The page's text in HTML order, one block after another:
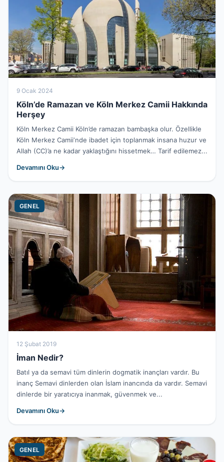
9 Ocak 2024
Köln’de Ramazan ve Köln Merkez Camii Hakkında
Herşey
Köln Merkez Camii Köln’de ramazan bambaşka olur. Özellikle
Köln Merkez Camii‘nde ibadet için toplanmak insana huzur ve
Allah (CC)’a ne kadar yaklaştığını hissetmek… Tarif edilemez...
Devamını Oku
GENEL
12 Şubat 2019
İman Nedir?
Batıl ya da semavi tüm dinlerin dogmatik inançları vardır. Bu
inanç Semavi dinlerden olan İslam inancında da vardır. Semavi
dinlerde bir yaratıcıya inanmak, güvenmek ve...
Devamını Oku
GENEL